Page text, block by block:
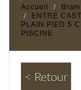
Accueil
Bram
ENTRE
PLAIN PIED 5
PISCINE
< Retour